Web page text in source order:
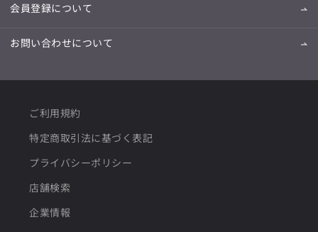
会員登録について
お問い合わせについて
ご利用規約
特定商取引法に基づく表記
プライバシーポリシー
店舗検索
企業情報